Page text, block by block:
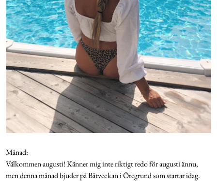
Månad:
Välkommen augusti! Känner mig inte riktigt redo för augusti ännu,
men denna månad bjuder på Båtveckan i Öregrund som startar idag.